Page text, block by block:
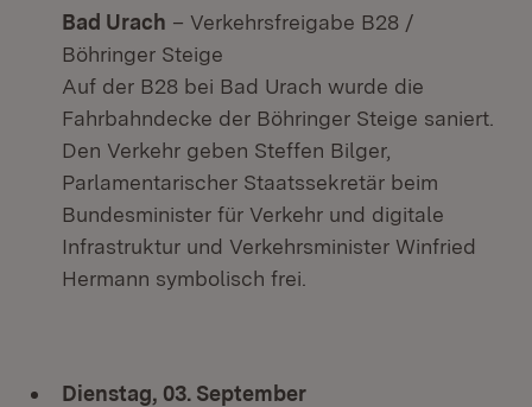
Bad Urach – Verkehrsfreigabe B28 /
Böhringer Steige
Auf der B28 bei Bad Urach wurde die
Fahrbahndecke der Böhringer Steige saniert.
Den Verkehr geben Steffen Bilger,
Parlamentarischer Staatssekretär beim
Bundesminister für Verkehr und digitale
Infrastruktur und Verkehrsminister Winfried
Hermann symbolisch frei.
Dienstag, 03. September